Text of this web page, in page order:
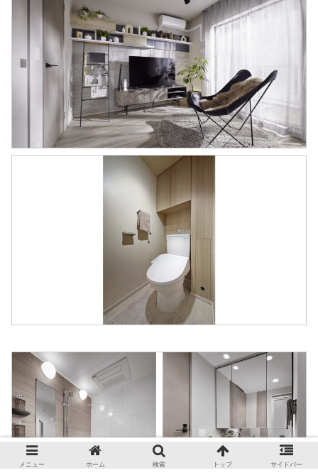
メニュー ホーム 検索 トップ サイドバー